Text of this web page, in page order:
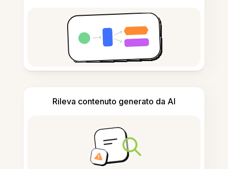
Rileva contenuto generato da AI